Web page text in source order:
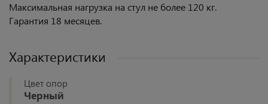
Максимальная нагрузка на стул не более 120 кг.
Гарантия 18 месяцев.
Характеристики
Цвет опор
Черный